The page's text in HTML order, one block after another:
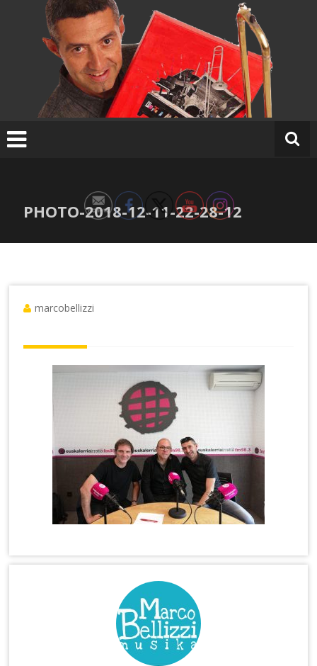
contenido
PHOTO-2018-12-11-22-28-12
marcobellizzi